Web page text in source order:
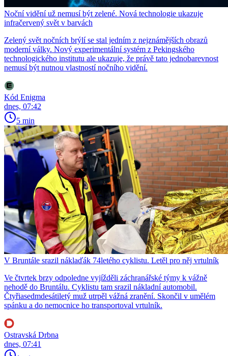
Noční vidění už nemusí být zelené. Nová technologie ukazuje
infračervený svět v barvách
Zelený svět nočních brýlí se stal jedním z nejznámějších obrazů
moderní války. Nový experimentální systém z Pekingského
technologického institutu ale ukazuje, že právě tato jednobarevnost
nemusí být nutnou vlastností nočního vidění.
Kód Enigma
dnes, 07:42
5 min
V Bruntále srazil náklaďák 74letého cyklistu. Letěl pro něj vrtulník
Ve čtvrtek brzy odpoledne vyjížděli záchranářské týmy k vážně
nehodě do Bruntálu. Cyklistu tam srazil nákladní automobil.
Čtyřiasedmdesátiletý muž utrpěl vážná zranění. Skončil v umělém
spánku a do nemocnice ho transportoval vrtulník.
Ostravská Drbna
dnes, 07:41